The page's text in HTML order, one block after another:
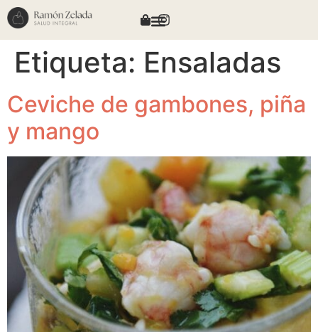
Etiqueta: Ensaladas
Ceviche de gambones, piña
y mango